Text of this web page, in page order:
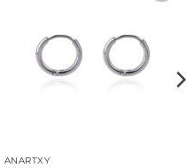
lista de
deseos
ANARTXY